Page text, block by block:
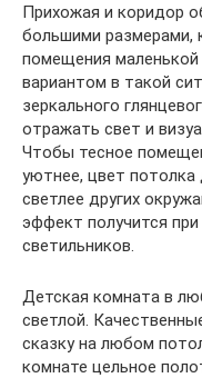
Прихожая и коридор
большими размерами,
помещения
вариантом в такой
зеркального
отражать свет и
Чтобы тесное
уютнее, цвет
светлее других
эффект получится
светильников.
Детская комната в
светлой.
сказку на любом
комнате цельное